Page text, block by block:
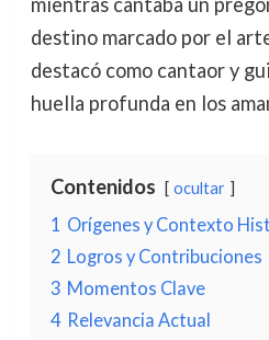
destino marcado por el
destacó como cantaor y
huella profunda en los
Contenidos ocultar
1 Orígenes y Contexto
2 Logros y Contribuciones
3 Momentos Clave
4 Relevancia Actual